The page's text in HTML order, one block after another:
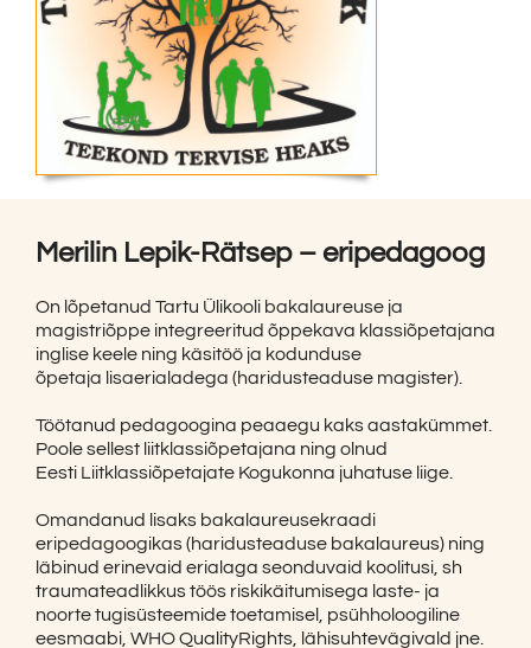
Merilin Lepik-Rätsep – eripedagoog
On lõpetanud Tartu Ülikooli bakalaureuse ja
magistriõppe integreeritud õppekava klassiõpetajana
inglise keele ning käsitöö ja kodunduse
õpetaja lisaerialadega (haridusteaduse magister).
Töötanud pedagoogina peaaegu kaks aastakümmet.
Poole sellest liitklassiõpetajana ning olnud
Eesti Liitklassiõpetajate Kogukonna juhatuse liige.
Omandanud lisaks bakalaureusekraadi
eripedagoogikas (haridusteaduse bakalaureus) ning
läbinud erinevaid erialaga seonduvaid koolitusi, sh
traumateadlikkus töös riskikäitumisega laste- ja
noorte tugisüsteemide toetamisel, psühholoogiline
eesmaabi, WHO QualityRights, lähisuhtevägivald jne.